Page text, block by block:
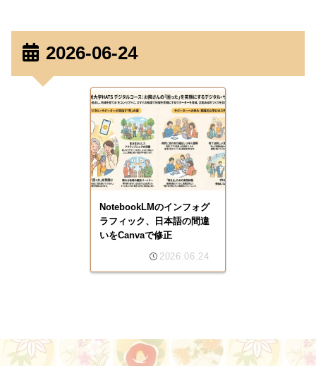
2026-06-24
NotebookLMのインフォグ
ラフィック、日本語の間違
いをCanvaで修正
2026.06.24